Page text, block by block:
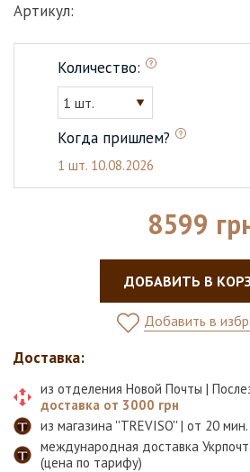
Артикул:
Количество:
1 шт.
Когда пришлем?
1 шт. 10.08.2026
Доставка:
из отделения Новой Почты |
доставка от 3000 грн
из магазина ''TREVISO'' | от 20 мин.
международная доставка
(цена по тарифу)
8599
ДОБАВИТЬ В
Добавить в